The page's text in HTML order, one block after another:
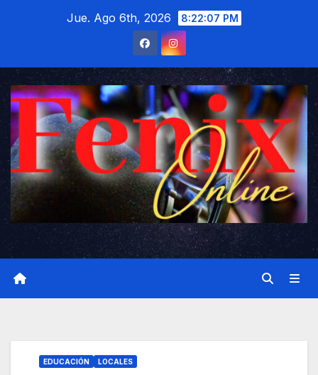
Jue. Ago 6th, 2026 8:22:08 PM
EDUCACIÓN LOCALES